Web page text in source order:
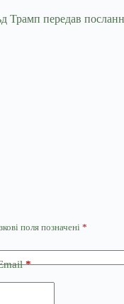
передав
поля позначені *
*